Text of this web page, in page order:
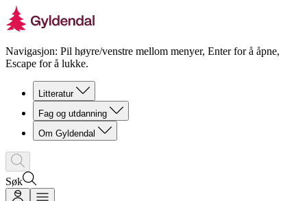
Navigasjon: Pil høyre/venstre mellom menyer, Enter for å åpne,
Escape for å lukke.
Litteratur
Fag og utdanning
Om Gyldendal
Søk